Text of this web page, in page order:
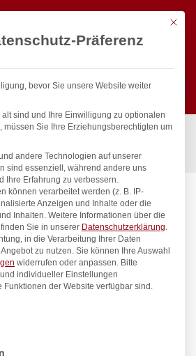
Suchen
& Gastro Geräte für Profis
Teller, tief, HENDI, ø240mm
Mit
Präferenz
bevor Sie unsere Website weiter
sind und Ihre Einwilligung zu optionalen
müssen Sie Ihre Erziehungsberechtigten um
andere Technologien auf unserer
sind essenziell, während andere uns
Ihre Erfahrung zu verbessern.
können verarbeitet werden (z. B. IP-
Anzeigen und Inhalte oder die
Inhalten. Weitere Informationen über die
Sie in unserer Datenschutzerklärung.
in die Verarbeitung Ihrer Daten
zu nutzen. Sie können Ihre Auswahl
widerrufen oder anpassen. Bitte
individueller Einstellungen
der Website verfügbar sind.
Service-Gruppen, für die eine